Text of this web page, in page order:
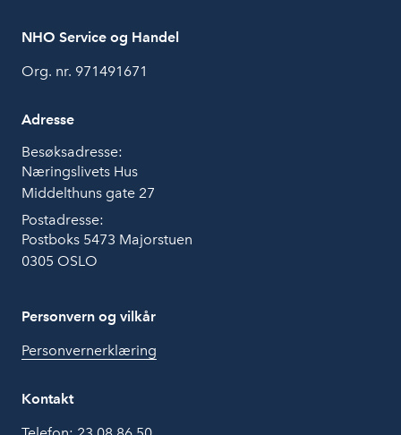
NHO Service og Handel
Org. nr. 971491671
Adresse
Besøksadresse:
Næringslivets Hus
Middelthuns gate 27
Postadresse:
Postboks 5473 Majorstuen
0305 OSLO
Personvern og vilkår
Personvernerklæring
Kontakt